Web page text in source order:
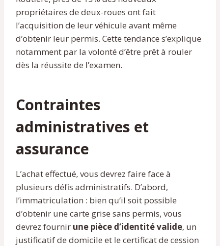
propriétaires de deux-roues ont fait
l’acquisition de leur véhicule avant même
d’obtenir leur permis. Cette tendance s’explique
notamment par la volonté d’être prêt à rouler
dès la réussite de l’examen.
Contraintes
administratives et
assurance
L’achat effectué, vous devrez faire face à
plusieurs défis administratifs. D’abord,
l’immatriculation : bien qu’il soit possible
d’obtenir une carte grise sans permis, vous
devrez fournir une pièce d’identité valide, un
justificatif de domicile et le certificat de cession